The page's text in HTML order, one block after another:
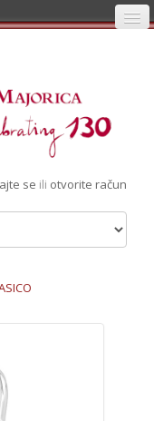
se ili otvorite račun